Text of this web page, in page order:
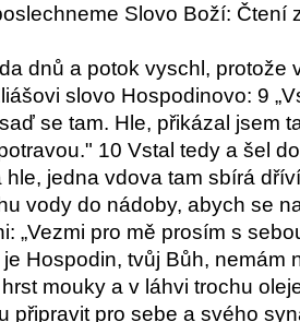
Slovo Boží: Čtení
dnů a potok vyschl, protože
slovo Hospodinovo: 9
se tam. Hle, přikázal jsem
10 Vstal tedy a šel
hle, jedna vdova tam sbírá
vody do nádoby, abych se
„Vezmi pro mě prosím s
je Hospodin, tvůj Bůh, nemám
mouky a v láhvi trochu
připravit pro sebe a svého